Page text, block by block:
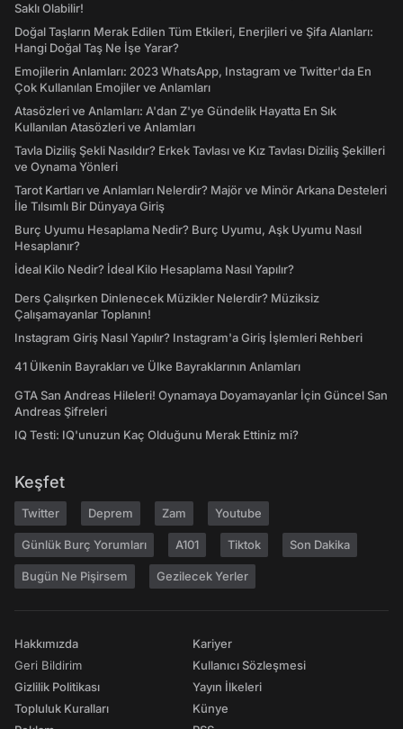
Saklı Olabilir!
Doğal Taşların Merak Edilen Tüm Etkileri, Enerjileri ve Şifa Alanları:
Hangi Doğal Taş Ne İşe Yarar?
Emojilerin Anlamları: 2023 WhatsApp, Instagram ve Twitter'da En
Çok Kullanılan Emojiler ve Anlamları
Atasözleri ve Anlamları: A'dan Z'ye Gündelik Hayatta En Sık
Kullanılan Atasözleri ve Anlamları
Tavla Diziliş Şekli Nasıldır? Erkek Tavlası ve Kız Tavlası Diziliş Şekilleri
ve Oynama Yönleri
Tarot Kartları ve Anlamları Nelerdir? Majör ve Minör Arkana Desteleri
İle Tılsımlı Bir Dünyaya Giriş
Burç Uyumu Hesaplama Nedir? Burç Uyumu, Aşk Uyumu Nasıl
Hesaplanır?
İdeal Kilo Nedir? İdeal Kilo Hesaplama Nasıl Yapılır?
Ders Çalışırken Dinlenecek Müzikler Nelerdir? Müziksiz
Çalışamayanlar Toplanın!
Instagram Giriş Nasıl Yapılır? Instagram'a Giriş İşlemleri Rehberi
41 Ülkenin Bayrakları ve Ülke Bayraklarının Anlamları
GTA San Andreas Hileleri! Oynamaya Doyamayanlar İçin Güncel San
Andreas Şifreleri
IQ Testi: IQ'unuzun Kaç Olduğunu Merak Ettiniz mi?
Keşfet
Twitter Deprem Zam Youtube
Günlük Burç Yorumları A101 Tiktok Son Dakika
Bugün Ne Pişirsem Gezilecek Yerler
Hakkımızda
Geri Bildirim
Gizlilik Politikası
Topluluk Kuralları
Kariyer
Kullanıcı Sözleşmesi
Yayın İlkeleri
Künye